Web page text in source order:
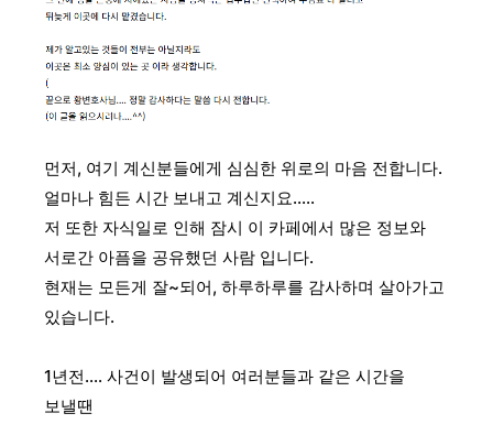
먼저, 여기 계신분들에게 심심한 위로의 마음 전합니다.
얼마나 힘든 시간 보내고 계신지요.....
저 또한 자식일로 인해 잠시 이 카페에서 많은 정보와
서로간 아픔을 공유했던 사람 입니다.
현재는 모든게 잘~되어, 하루하루를 감사하며 살아가고
있습니다.
1년전.... 사건이 발생되어 여러분들과 같은 시간을
보낼땐